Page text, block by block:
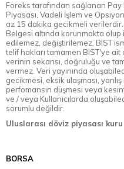
Foreks tarafından sağlanan Pay
Piyasası, Vadeli İşlem ve
az 15 dakika gecikmeli
Belgesi altında korunmakta olup
edilemez, değiştirilemez. BIST
telif hakları tamamen BIST'ye ait
verinin sekansı, doğruluğu ve
vermez. Veri yayınında
gecikmesi, eksik ulaşması,
perfomansın düşmesi veya
ve / veya Kullanıcılarda
sorumlu değildir.
Uluslarası döviz piyasası kuru
BORSA